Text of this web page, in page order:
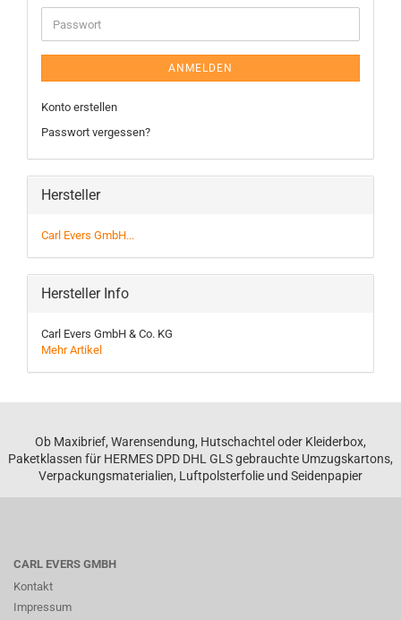
ANMELDEN
Konto erstellen
Passwort vergessen?
Hersteller
Carl Evers GmbH...
Hersteller Info
Carl Evers GmbH & Co. KG
Mehr Artikel
Ob Maxibrief, Warensendung, Hutschachtel oder Kleiderbox,
Paketklassen für HERMES DPD DHL GLS gebrauchte Umzugskartons,
Verpackungsmaterialien, Luftpolsterfolie und Seidenpapier
CARL EVERS GMBH
Kontakt
Impressum